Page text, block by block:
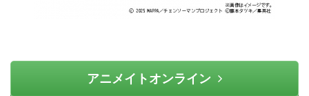
アニメイトオンライン